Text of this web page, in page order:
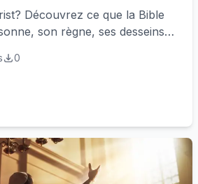
Découvrez ce que la Bible
son règne, ses desseins
0